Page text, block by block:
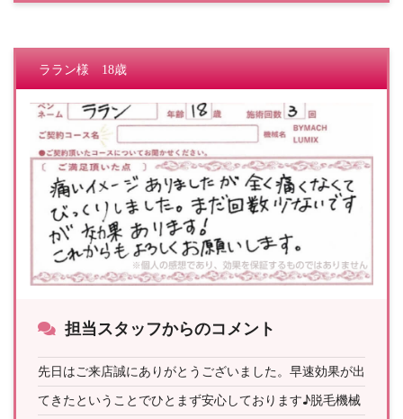
ララン様 18歳
担当スタッフからのコメント
先日はご来店誠にありがとうございました。早速効果が出
てきたということでひとまず安心しております♪脱毛機械